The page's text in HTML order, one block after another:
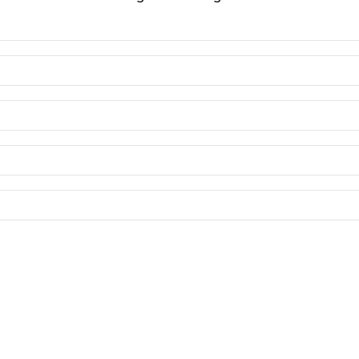
dopo le sinapsi, vale a dire dopo le aree di contatto
di tipo eccitatorio) che promuove l’attivazione della
cellule. Questi recettori sono principalmente
radiale dell’iride (parte dell’occhio). Essi sono
e nel cuore; nella regolazione delle funzioni del tratto
della prostata; nella regolazione del tratto
recettori provoca la contrazione della muscolatura,
sono altresì responsabili della dilatazione della
ritenzione idrica.
le sinapsi e sono collegati a una proteina G
di un enzima, la protein-chinasi A (PKA), che
(fosforilazione), responsabili di numerose risposte
a livello del miocardio, dove aumentano la frequenza
and physiology of human adrenergic receptor
of adrenergic receptors